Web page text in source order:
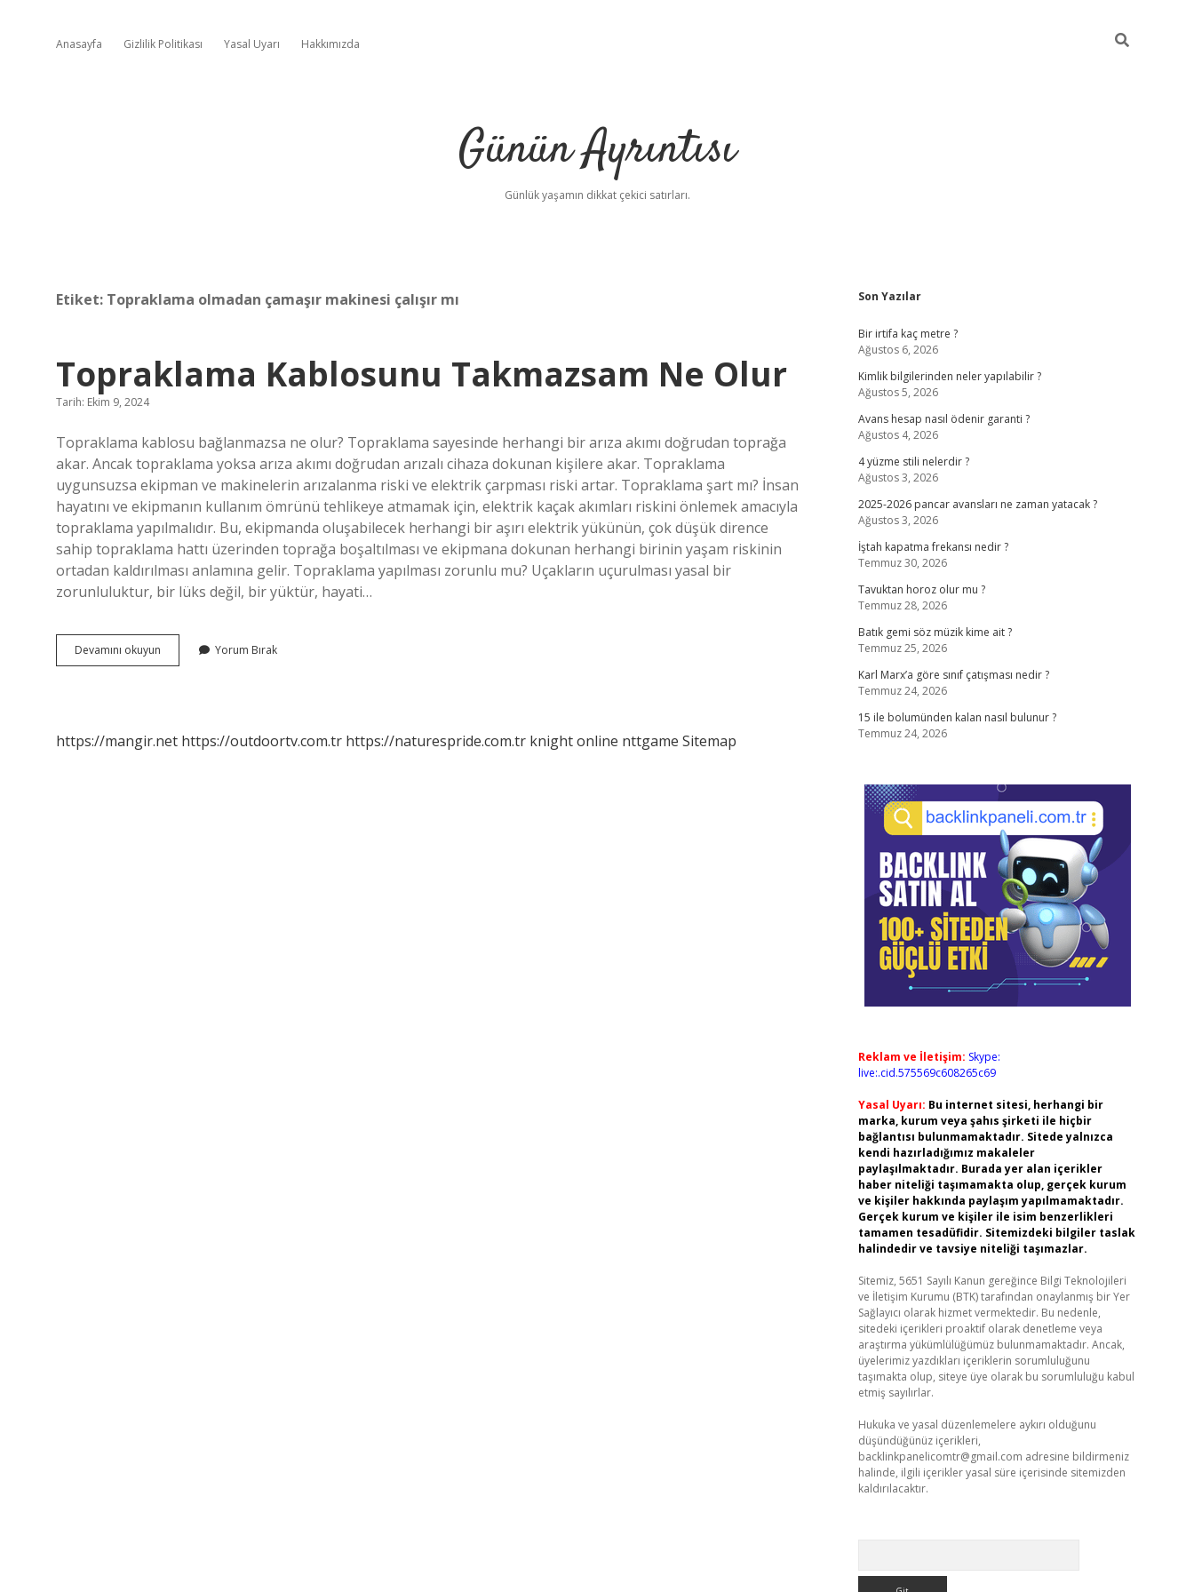
Anasayfa Gizlilik Politikası Yasal Uyarı Hakkımızda
Günün Ayrıntısı
Günlük yaşamın dikkat çekici satırları.
Etiket: Topraklama olmadan çamaşır makinesi çalışır mı
Topraklama Kablosunu Takmazsam Ne Olur
Tarih: Ekim 9, 2024
Topraklama kablosu bağlanmazsa ne olur? Topraklama sayesinde herhangi bir arıza akımı doğrudan toprağa
akar. Ancak topraklama yoksa arıza akımı doğrudan arızalı cihaza dokunan kişilere akar. Topraklama
uygunsuzsa ekipman ve makinelerin arızalanma riski ve elektrik çarpması riski artar. Topraklama şart mı? İnsan
hayatını ve ekipmanın kullanım ömrünü tehlikeye atmamak için, elektrik kaçak akımları riskini önlemek amacıyla
topraklama yapılmalıdır. Bu, ekipmanda oluşabilecek herhangi bir aşırı elektrik yükünün, çok düşük dirence
sahip topraklama hattı üzerinden toprağa boşaltılması ve ekipmana dokunan herhangi birinin yaşam riskinin
ortadan kaldırılması anlamına gelir. Topraklama yapılması zorunlu mu? Uçakların uçurulması yasal bir
zorunluluktur, bir lüks değil, bir yüktür, hayati…
Devamını okuyun Topraklama
Kablosunu
Yorum Bırak
https://mangir.net https://outdoortv.com.tr https://naturespride.com.tr knight online nttgame Sitemap
Sidebar
Son Yazılar
Bir irtifa kaç metre ?
Ağustos 6, 2026
Kimlik bilgilerinden neler yapılabilir ?
Ağustos 5, 2026
Avans hesap nasıl ödenir garanti ?
Ağustos 4, 2026
4 yüzme stili nelerdir ?
Ağustos 3, 2026
2025-2026 pancar avansları ne zaman yatacak ?
Ağustos 3, 2026
İştah kapatma frekansı nedir ?
Temmuz 30, 2026
Tavuktan horoz olur mu ?
Temmuz 28, 2026
Batık gemi söz müzik kime ait ?
Temmuz 25, 2026
Karl Marx’a göre sınıf çatışması nedir ?
Temmuz 24, 2026
15 ile bolumünden kalan nasıl bulunur ?
Temmuz 24, 2026
Reklam ve İletişim: Skype:
live:.cid.575569c608265c69
Yasal Uyarı: Bu internet sitesi, herhangi bir
marka, kurum veya şahıs şirketi ile hiçbir
bağlantısı bulunmamaktadır. Sitede yalnızca
kendi hazırladığımız makaleler
paylaşılmaktadır. Burada yer alan içerikler
haber niteliği taşımamakta olup, gerçek kurum
ve kişiler hakkında paylaşım yapılmamaktadır.
Gerçek kurum ve kişiler ile isim benzerlikleri
tamamen tesadüfidir. Sitemizdeki bilgiler taslak
halindedir ve tavsiye niteliği taşımazlar.
Sitemiz, 5651 Sayılı Kanun gereğince Bilgi Teknolojileri
ve İletişim Kurumu (BTK) tarafından onaylanmış bir Yer
Sağlayıcı olarak hizmet vermektedir. Bu nedenle,
sitedeki içerikleri proaktif olarak denetleme veya
araştırma yükümlülüğümüz bulunmamaktadır. Ancak,
üyelerimiz yazdıkları içeriklerin sorumluluğunu
taşımakta olup, siteye üye olarak bu sorumluluğu kabul
etmiş sayılırlar.
Hukuka ve yasal düzenlemelere aykırı olduğunu
düşündüğünüz içerikleri,
backlinkpanelicomtr@gmail.com adresine bildirmeniz
halinde, ilgili içerikler yasal süre içerisinde sitemizden
kaldırılacaktır.